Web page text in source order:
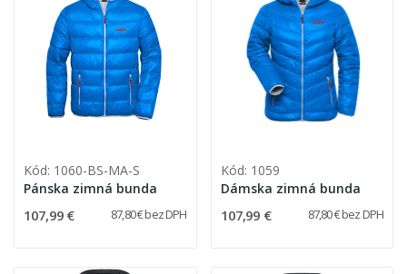
Kód: 1060-BS-MA-S
Pánska zimná bunda
107,99 € 87,80 € bez DPH
Kód: 1059
Dámska zimná bunda
107,99 € 87,80 € bez DPH